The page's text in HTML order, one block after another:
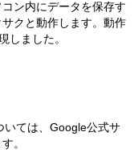
ン内にデータを保存す
クと動作します。動作
しました。
いては、Google公式サ
。